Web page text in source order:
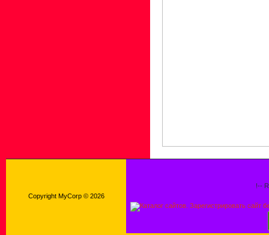
Copyright MyCorp © 2026
!--